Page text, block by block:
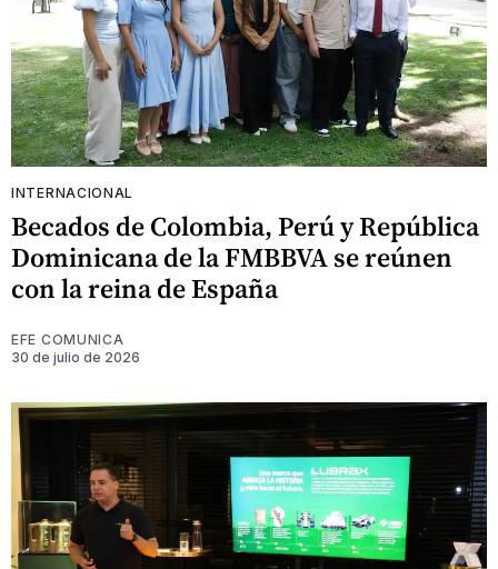
INTERNACIONAL
Becados de Colombia, Perú y República
Dominicana de la FMBBVA se reúnen
con la reina de España
EFE COMUNICA
30 de julio de 2026